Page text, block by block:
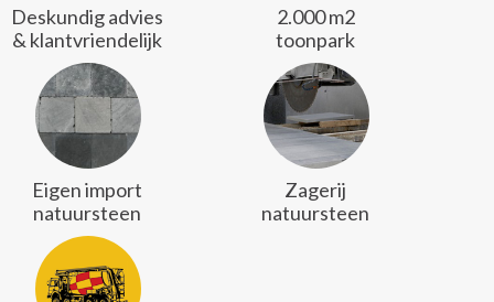
Deskundig advies
& klantvriendelijk
2.000 m2
toonpark
Eigen import
natuursteen
Zagerij
natuursteen